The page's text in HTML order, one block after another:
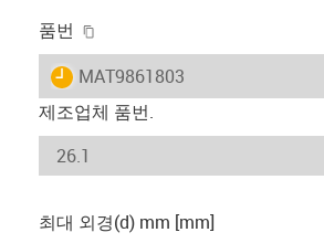
품번
igus-icon-lieferzeit
MAT9861803
제조업체 품번.
최대 외경(d) mm [mm]